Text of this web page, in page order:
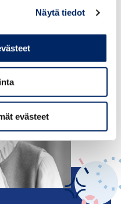
Näytä tiedot
evästeet